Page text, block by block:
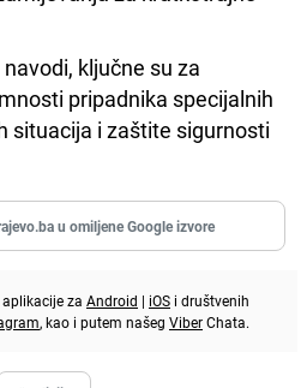
ključne su za
pripadnika specijalnih
situacija i zaštite sigurnosti
u omiljene Google izvore
za Android | iOS i društvenih
, kao i putem našeg ViberChata.